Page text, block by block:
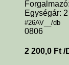
Egységár:
#26AV__/db
0806
2 200,0 Ft /